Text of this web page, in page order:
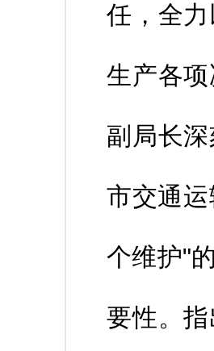
任，全
生产各
副局长
市交通
个维护"
要性。